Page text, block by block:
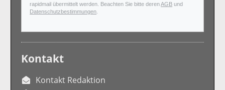
rapidmail übermittelt werden. Beachten Sie bitte derenAGB und
Datenschutzbestimmungen
Kontakt
Kontakt Redaktion